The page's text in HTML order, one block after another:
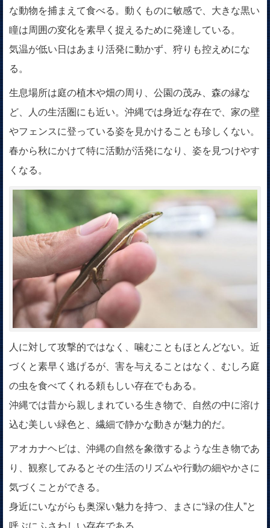
な動物を捕まえて食べる。動くものに敏感で、大きな黒い
瞳は周囲の変化を素早く捉えるために発達している。
気温が低い日はあまり活発に動かず、狩りも控えめにな
る。
生息場所は庭の植木や畑の周り、公園の茂み、森の縁な
ど、人の生活圏にも近い。沖縄では身近な存在で、家の壁
やフェンスに登っている姿を見かけることも珍しくない。
春から秋にかけて特に活動が活発になり、姿を見つけやす
くなる。
人に対して攻撃的ではなく、噛むこともほとんどない。近
づくと素早く逃げるが、害を与えることはなく、むしろ庭
の虫を食べてくれる頼もしい存在でもある。
沖縄では昔から親しまれている生き物で、自然の中に溶け
込む美しい緑色と、繊細で静かな動きが魅力的だ。
アオカナヘビは、沖縄の自然を象徴するような生き物であ
り、観察してみるとその生活のリズムや行動の細やかさに
気づくことができる。
身近にいながらも奥深い魅力を持つ、まさに“緑の住人”と